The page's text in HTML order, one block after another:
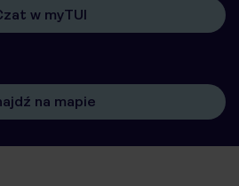
w myTUI
na mapie